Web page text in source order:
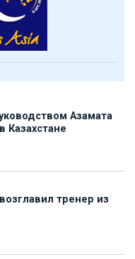
Азамата
Казахстане
тренер из